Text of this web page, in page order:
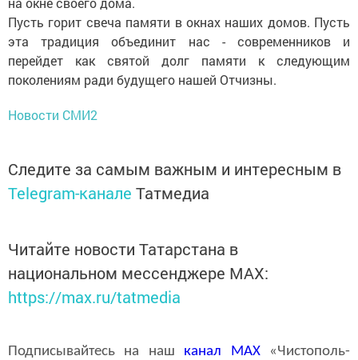
Пусть горит свеча памяти в окнах наших домов. Пусть
эта традиция объединит нас - современников и
перейдет как святой долг памяти к следующим
поколениям ради будущего нашей Отчизны.
Новости СМИ2
Следите за самым важным и интересным в
Telegram-канале Татмедиа
Читайте новости Татарстана в
национальном мессенджере MАХ:
https://max.ru/tatmedia
Подписывайтесь на наш канал MAX«Чистополь-